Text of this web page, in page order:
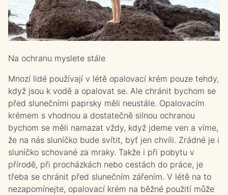
Na ochranu myslete stále
Mnozí lidé používají v létě opalovací krém pouze tehdy,
když jsou k vodě a opalovat se. Ale chránit bychom se
před slunečními paprsky měli neustále. Opalovacím
krémem s vhodnou a dostatečně silnou ochranou
bychom se měli namazat vždy, když jdeme ven a víme,
že na nás sluníčko bude svítit, byť jen chvíli. Zrádné je i
sluníčko schované za mraky. Takže i při pobytu v
přírodě, při procházkách nebo cestách do práce, je
třeba se chránit před slunečním zářením. V létě na to
nezapomínejte, opalovací krém na běžné použití může